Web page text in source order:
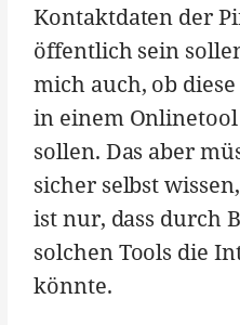
Kontaktdaten der
öffentlich sein
mich auch, ob
in einem
sollen. Das aber
sicher selbst
ist nur, dass durch
solchen Tools die
könnte.